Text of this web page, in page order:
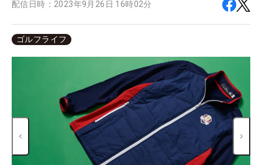
配信日時： 2023年9月26日 16時02分
ゴルフライフ